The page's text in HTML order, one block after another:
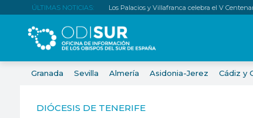
ÚLTIMAS NOTICIAS: Los Palacios y Villafranca celebra el V
Granada Sevilla Almería Asidonia-Jerez Cádiz y
DIÓCESIS DE TENERIFE